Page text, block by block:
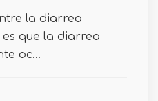
la diarrea
que la diarrea
oc...